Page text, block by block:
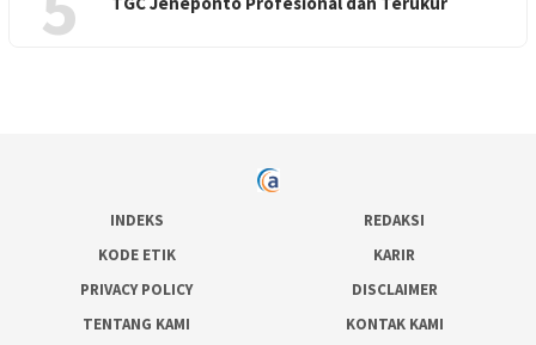
INDEKS
REDAKSI
KODE ETIK
KARIR
PRIVACY POLICY
DISCLAIMER
TENTANG KAMI
KONTAK KAMI